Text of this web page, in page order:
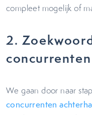
compleet mogelijk of
2.
We gaan door naar
concurrenten